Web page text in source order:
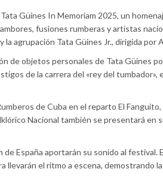
Güines In Memoriam 2025, un
fusiones rumberas y artistas
agrupación Tata Güines Jr., dirigida por
de objetos personales de Tata Güines
de la carrera del «rey del
de Cuba en el reparto El
Nacional también se presentará en
España aportarán su sonido al festival.
llevarán el ritmo a escena, demostrando